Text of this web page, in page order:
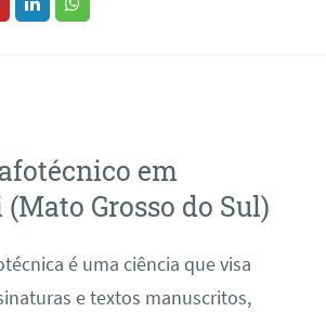
em
Grosso do Sul)
é uma ciência que visa
e textos manuscritos,